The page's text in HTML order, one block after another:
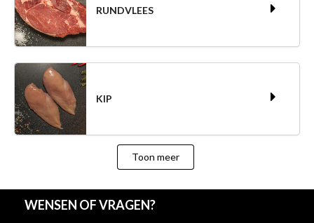
RUNDVLEES
KIP
Toon meer
WENSEN OF VRAGEN?